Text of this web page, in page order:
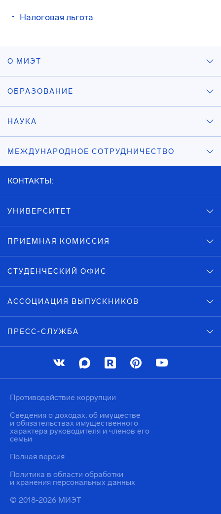
Налоговая льгота
О МИЭТ
ОБРАЗОВАНИЕ
НАУКА
МЕЖДУНАРОДНОЕ СОТРУДНИЧЕСТВО
КОНТАКТЫ:
УНИВЕРСИТЕТ
ПРИЕМНАЯ КОМИССИЯ
СТУДЕНЧЕСКИЙ ОФИС
АССОЦИАЦИЯ ВЫПУСКНИКОВ
ПРЕСС-СЛУЖБА
© 2018-2026 МИЭТ
Политика в области обработки
и хранения персональных данных
Противодействие коррупции
Сведения о доходах, об имуществе
и обязательствах имущественного
характера руководителя и членов его
семьи
Полная версия